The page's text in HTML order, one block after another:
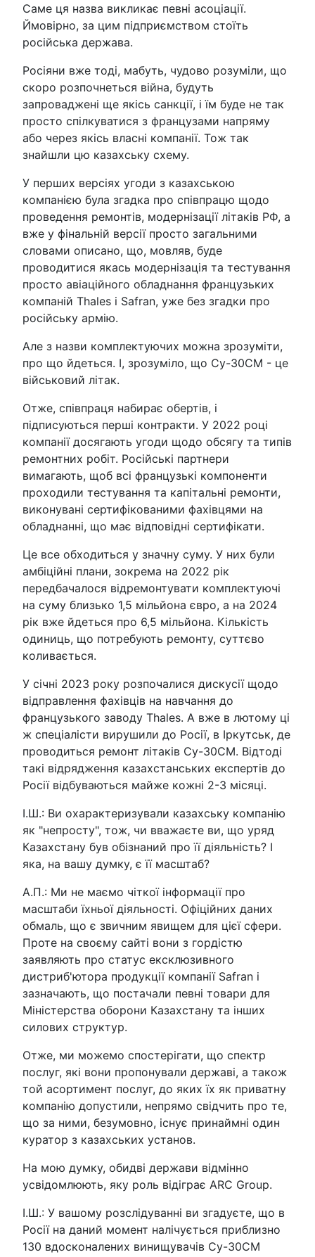
Саме ця назва викликає певні асоціації.
Ймовірно, за цим підприємством стоїть
російська держава.
Росіяни вже тоді, мабуть, чудово розуміли, що
скоро розпочнеться війна, будуть
запроваджені ще якісь санкції, і їм буде не так
просто спілкуватися з французами напряму
або через якісь власні компанії. Тож так
знайшли цю казахську схему.
У перших версіях угоди з казахською
компанією була згадка про співпрацю щодо
проведення ремонтів, модернізації літаків РФ, а
вже у фінальній версії просто загальними
словами описано, що, мовляв, буде
проводитися якась модернізація та тестування
просто авіаційного обладнання французьких
компаній Thales і Safran, уже без згадки про
російську армію.
Але з назви комплектуючих можна зрозуміти,
про що йдеться. І, зрозуміло, що Су-30СМ - це
військовий літак.
Отже, співпраця набирає обертів, і
підписуються перші контракти. У 2022 році
компанії досягають угоди щодо обсягу та типів
ремонтних робіт. Російські партнери
вимагають, щоб всі французькі компоненти
проходили тестування та капітальні ремонти,
виконувані сертифікованими фахівцями на
обладнанні, що має відповідні сертифікати.
Це все обходиться у значну суму. У них були
амбіційні плани, зокрема на 2022 рік
передбачалося відремонтувати комплектуючі
на суму близько 1,5 мільйона євро, а на 2024
рік вже йдеться про 6,5 мільйона. Кількість
одиниць, що потребують ремонту, суттєво
коливається.
У січні 2023 року розпочалися дискусії щодо
відправлення фахівців на навчання до
французького заводу Thales. А вже в лютому ці
ж спеціалісти вирушили до Росії, в Іркутськ, де
проводиться ремонт літаків Су-30СМ. Відтоді
такі відрядження казахстанських експертів до
Росії відбуваються майже кожні 2-3 місяці.
І.Ш.: Ви охарактеризували казахську компанію
як "непросту", тож, чи вважаєте ви, що уряд
Казахстану був обізнаний про її діяльність? І
яка, на вашу думку, є її масштаб?
А.П.: Ми не маємо чіткої інформації про
масштаби їхньої діяльності. Офіційних даних
обмаль, що є звичним явищем для цієї сфери.
Проте на своєму сайті вони з гордістю
заявляють про статус ексклюзивного
дистриб'ютора продукції компанії Safran і
зазначають, що постачали певні товари для
Міністерства оборони Казахстану та інших
силових структур.
Отже, ми можемо спостерігати, що спектр
послуг, які вони пропонували державі, а також
той асортимент послуг, до яких їх як приватну
компанію допустили, непрямо свідчить про те,
що за ними, безумовно, існує принаймні один
куратор з казахських установ.
На мою думку, обидві держави відмінно
усвідомлюють, яку роль відіграє ARC Group.
І.Ш.: У вашому розслідуванні ви згадуєте, що в
Росії на даний момент налічується приблизно
130 вдосконалених винищувачів Су-30СМ